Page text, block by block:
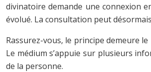
divinatoire demande une connexion
évolué. La consultation peut
Rassurez-vous, le principe demeure
Le médium s’appuie sur plusieurs
de la personne.